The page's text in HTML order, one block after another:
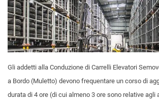
lavoro
–
D.Lgs
81/08
Gli addetti alla Conduzione di Carrelli Elevatori
a Bordo (Muletto) devono frequentare un corso di
durata di 4 ore (di cui almeno 3 ore sono relative agli